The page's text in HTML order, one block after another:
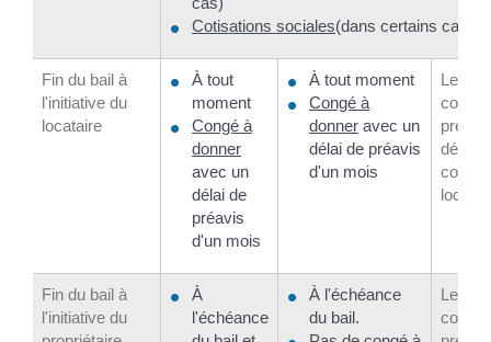
Cotisations sociales(dans certains cas)
Fin du bail à
l'initiative du
locataire
À tout
moment
Congé à
donner
avec un
délai de
préavis
d'un mois
À tout moment
Congé à
donner avec un
délai de préavis
d'un mois
Les
congé
définir
Fin du bail à
l'initiative du
À
l'échéance
À l'échéance
du bail.
Les
congé